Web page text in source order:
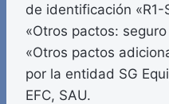
de identificación «R1-
«Otros pactos:
«Otros pactos
por la entidad SG
EFC, SAU.